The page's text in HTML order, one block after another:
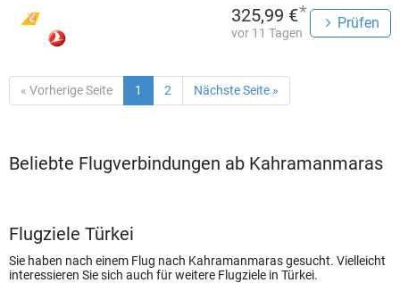
325,99 €*
vor 11 Tagen
Prüfen
« Vorherige Seite 1 2 Nächste Seite »
Beliebte Flugverbindungen ab Kahramanmaras
Flugziele Türkei
Sie haben nach einem Flug nach Kahramanmaras gesucht. Vielleicht
interessieren Sie sich auch für weitere Flugziele in Türkei.